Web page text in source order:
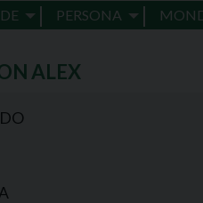
PERSONA
ALEX